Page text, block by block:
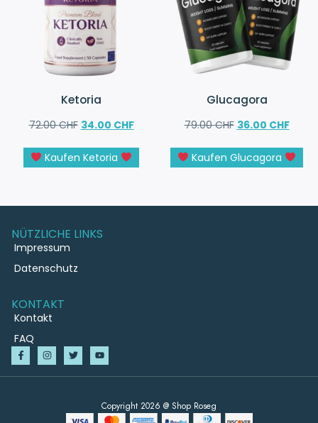
Ketoria
72.00CHF 34.00 CHF
Kaufen Ketoria
Glucagora
79.00CHF 36.00 CHF
Kaufen Glucagora
NÜTZLICHE LINKS
Impressum
Datenschutz
KONTAKT
Kontakt
FAQ
Copyright 2026 @ Shop Roseg